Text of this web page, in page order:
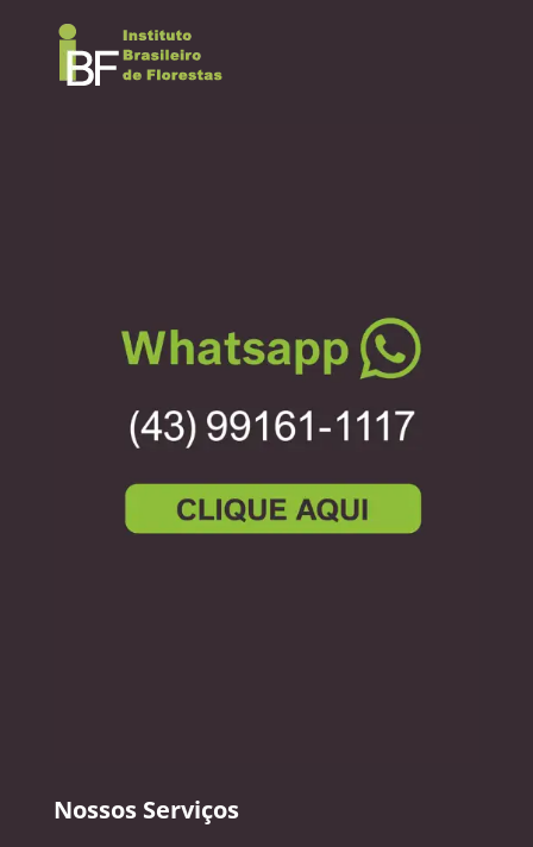
Nossos Serviços